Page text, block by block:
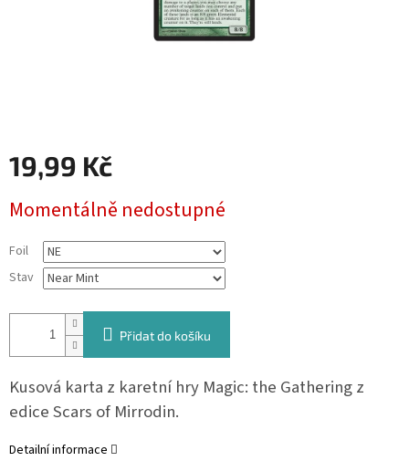
19,99 Kč
cena:
Momentálně nedostupné
Foil
Stav
Přidat do košíku
Kusová karta z karetní hry Magic: the Gathering z
edice Scars of Mirrodin.
Detailní informace